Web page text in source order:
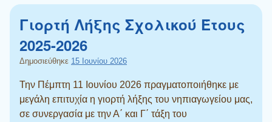
Γιορτή Λήξης Σχολικού Έτους
2025-2026
Δημοσιεύθηκε 15 Ιουνίου 2026
Την Πέμπτη 11 Ιουνίου 2026 πραγματοποιήθηκε με
μεγάλη επιτυχία η γιορτή λήξης του νηπιαγωγείου μας,
σε συνεργασία με την Α΄ και Γ΄ τάξη του